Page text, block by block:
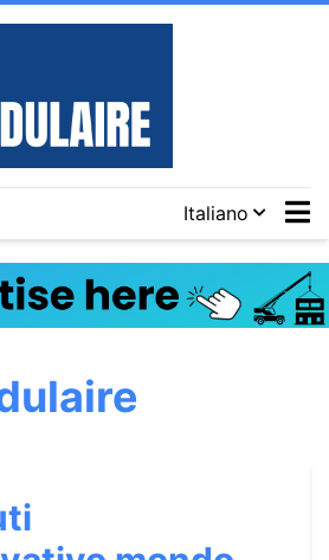
Italiano